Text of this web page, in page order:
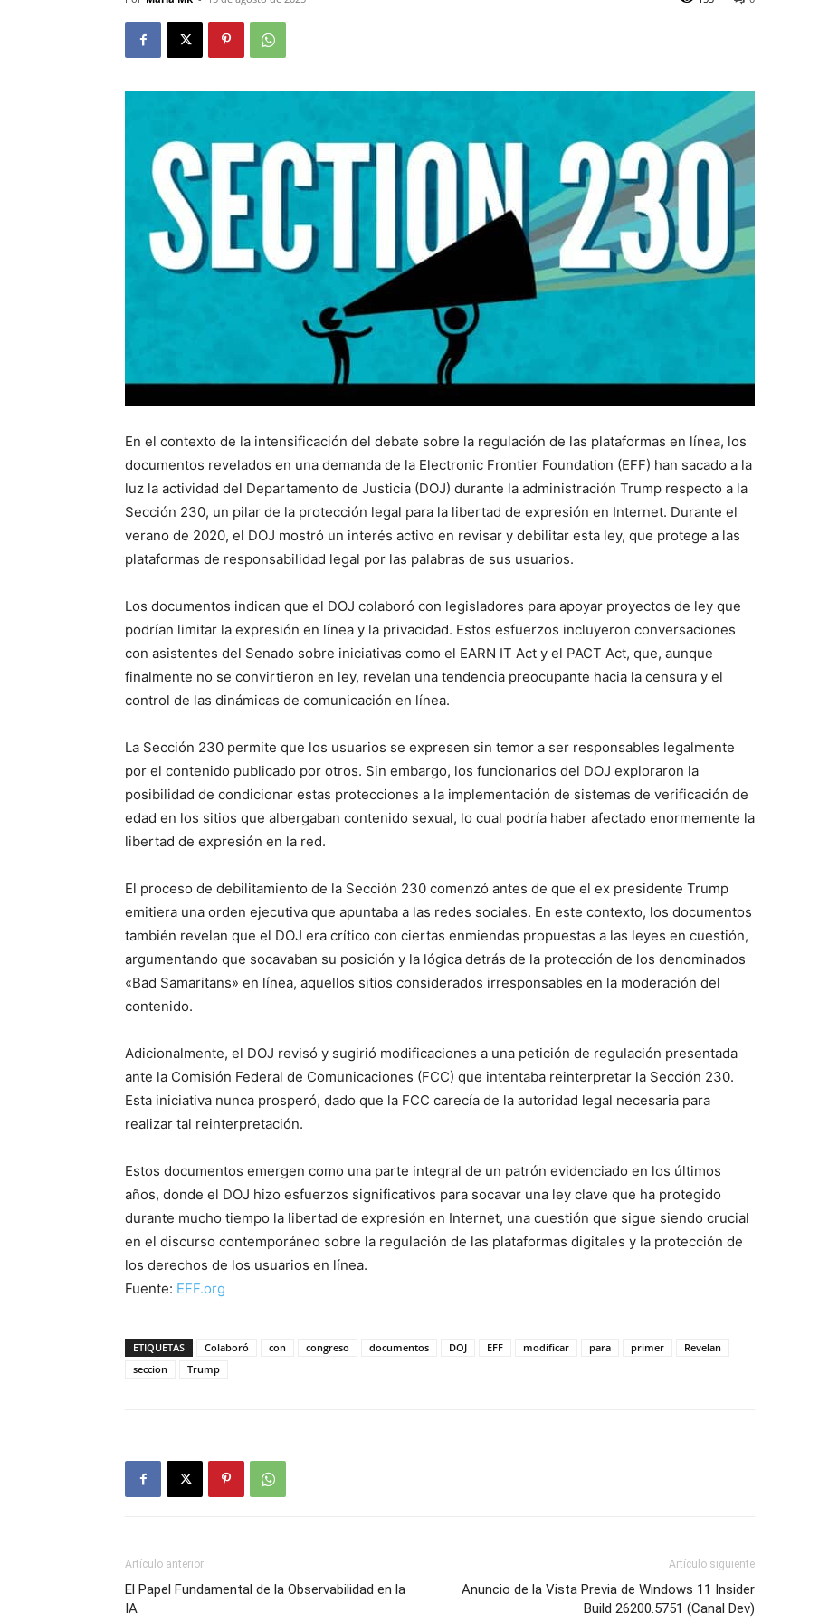
En el contexto de la intensificación del debate sobre la regulación de las plataformas en línea, los
documentos revelados en una demanda de la Electronic Frontier Foundation (EFF) han sacado a la
luz la actividad del Departamento de Justicia (DOJ) durante la administración Trump respecto a la
Sección 230, un pilar de la protección legal para la libertad de expresión en Internet. Durante el
verano de 2020, el DOJ mostró un interés activo en revisar y debilitar esta ley, que protege a las
plataformas de responsabilidad legal por las palabras de sus usuarios.
Los documentos indican que el DOJ colaboró con legisladores para apoyar proyectos de ley que
podrían limitar la expresión en línea y la privacidad. Estos esfuerzos incluyeron conversaciones
con asistentes del Senado sobre iniciativas como el EARN IT Act y el PACT Act, que, aunque
finalmente no se convirtieron en ley, revelan una tendencia preocupante hacia la censura y el
control de las dinámicas de comunicación en línea.
La Sección 230 permite que los usuarios se expresen sin temor a ser responsables legalmente
por el contenido publicado por otros. Sin embargo, los funcionarios del DOJ exploraron la
posibilidad de condicionar estas protecciones a la implementación de sistemas de verificación de
edad en los sitios que albergaban contenido sexual, lo cual podría haber afectado enormemente la
libertad de expresión en la red.
El proceso de debilitamiento de la Sección 230 comenzó antes de que el ex presidente Trump
emitiera una orden ejecutiva que apuntaba a las redes sociales. En este contexto, los documentos
también revelan que el DOJ era crítico con ciertas enmiendas propuestas a las leyes en cuestión,
argumentando que socavaban su posición y la lógica detrás de la protección de los denominados
«Bad Samaritans» en línea, aquellos sitios considerados irresponsables en la moderación del
contenido.
Adicionalmente, el DOJ revisó y sugirió modificaciones a una petición de regulación presentada
ante la Comisión Federal de Comunicaciones (FCC) que intentaba reinterpretar la Sección 230.
Esta iniciativa nunca prosperó, dado que la FCC carecía de la autoridad legal necesaria para
realizar tal reinterpretación.
Estos documentos emergen como una parte integral de un patrón evidenciado en los últimos
años, donde el DOJ hizo esfuerzos significativos para socavar una ley clave que ha protegido
durante mucho tiempo la libertad de expresión en Internet, una cuestión que sigue siendo crucial
en el discurso contemporáneo sobre la regulación de las plataformas digitales y la protección de
los derechos de los usuarios en línea.
Fuente: EFF.org
ETIQUETAS Colaboró con congreso documentos DOJ EFF modificar para primer
Revelan
seccion
Trump
Artículo anterior
El Papel Fundamental de la Observabilidad en la
IA
Artículo siguiente
Anuncio de la Vista Previa de Windows 11 Insider
Build 26200.5751 (Canal Dev)